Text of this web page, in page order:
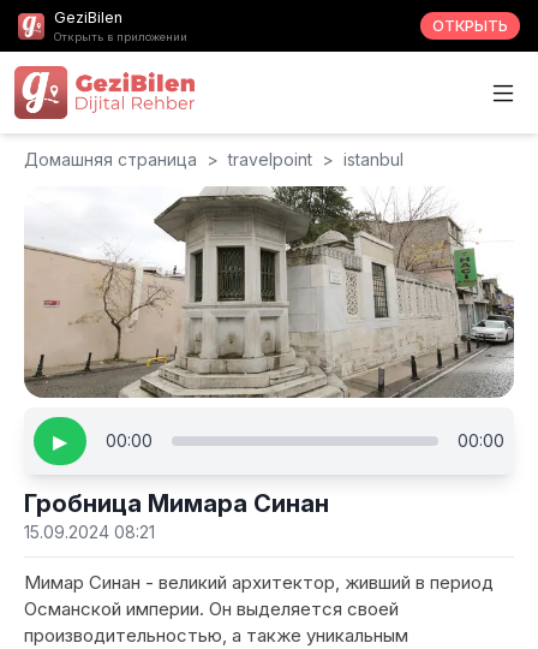
GeziBilen
Открыть в приложении
ОТКРЫТЬ
Домашняя страница > travelpoint > istanbul
▶ 00:00 00:00
Гробница Мимара Синан
15.09.2024 08:21
Мимар Синан - великий архитектор, живший в период
Османской империи. Он выделяется своей
производительностью, а также уникальным